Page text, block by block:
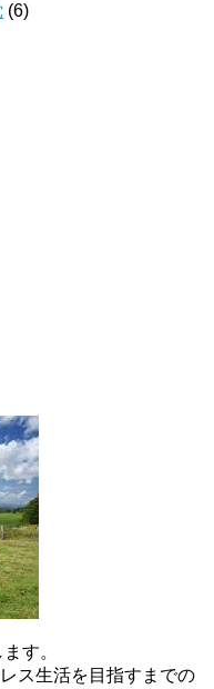
(6)
す。
ス生活を目指すまでの